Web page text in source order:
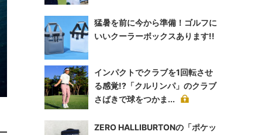
猛暑を前に今から準備！ゴルフに
いいクーラーボックスあります!!
インパクトでクラブを1回転させ
る感覚!?「クルリンパ」のクラブ
さばきで球をつかま...
ZERO HALLIBURTONの「ポケッ